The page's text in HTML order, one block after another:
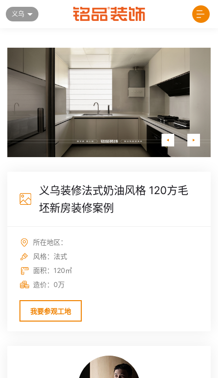
义乌
义乌装修法式奶油风格 120方毛
坯新房装修案例
所在地区：
风格：法式
面积：120㎡
造价：0万
我要参观工地